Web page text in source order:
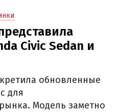
Civic Sedan и
обновленные
для
Модель заметно